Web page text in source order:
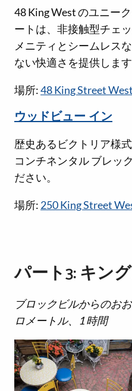
48 King West のユニー
ートは、非接触型チェ
メニティとシームレス
ない快適さを提供します
場所:48 King Street
ウッドビュー イン
歴史あるビクトリア様
コンチネンタル ブレッ
ださい。
場所: 250 King Street
パート3: キン
ブロックビルからのお
ロメートル、1 時間